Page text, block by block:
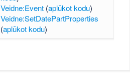
Veidne:Event (aplūkot kodu)
Veidne:SetDatePartProperties
(aplūkot kodu)